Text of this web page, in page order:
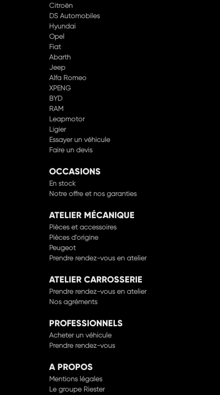
Citroën
DS Automobiles
Hyundai
Opel
Fiat
Abarth
Jeep
Alfa Romeo
XPENG
BYD
RAM
Leapmotor
Ligier
Essayer un véhicule
Faire un devis
OCCASIONS
En stock
Notre offre et nos garanties
ATELIER MÉCANIQUE
Pièces et accessoires
Pièces d'origine
Peugeot
Prendre rendez-vous en atelier
ATELIER CARROSSERIE
Prendre rendez-vous en atelier
Nos agréments
PROFESSIONNELS
Acheter un véhicule
Prendre rendez-vous
A PROPOS
Mentions légales
Le groupe Riester